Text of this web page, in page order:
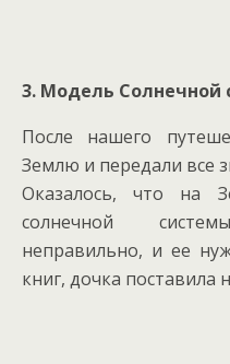
3. Модель Солнечной
После нашего
Землю и передали все
Оказалось, что на
солнечной
неправильно, и ее
книг, дочка поставила